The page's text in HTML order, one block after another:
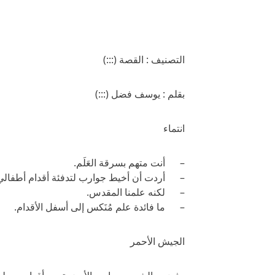
التصنيف : القصة (:::)
بقلم : يوسف فضل (:::)
انتماء
– أنت متهم بسرقة العَلَم.
– أردت أن أخيط جوارب لتدفئة أقدام
– لكنه علمنا المقدس.
– ما فائدة علم مُنَكس إلى أسفل الأقدام.
الجيش الأحمر